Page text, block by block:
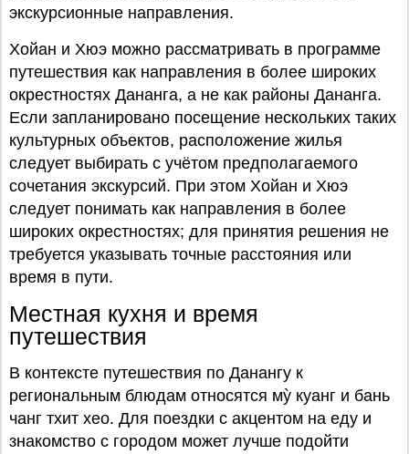
экскурсионные направления.
Хойан и Хюэ можно рассматривать в программе
путешествия как направления в более широких
окрестностях Дананга, а не как районы Дананга.
Если запланировано посещение нескольких таких
культурных объектов, расположение жилья
следует выбирать с учётом предполагаемого
сочетания экскурсий. При этом Хойан и Хюэ
следует понимать как направления в более
широких окрестностях; для принятия решения не
требуется указывать точные расстояния или
время в пути.
Местная кухня и время
путешествия
В контексте путешествия по Данангу к
региональным блюдам относятся мỳ куанг и бань
чанг тхит хео. Для поездки с акцентом на еду и
знакомство с городом может лучше подойти